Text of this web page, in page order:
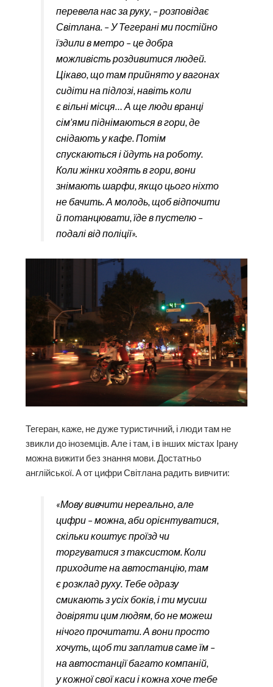
перевела нас за руку, – розповідає
Світлана. – У Тегерані ми постійно
їздили в метро – це добра
можливість роздивитися людей.
Цікаво, що там прийнято у вагонах
сидіти на підлозі, навіть коли
є вільні місця… А ще люди вранці
сім’ями піднімаються в гори, де
снідають у кафе. Потім
спускаються і йдуть на роботу.
Коли жінки ходять в гори, вони
знімають шарфи, якщо цього ніхто
не бачить. А молодь, щоб відпочити
й потанцювати, їде в пустелю –
подалі від поліції».
Тегеран, каже, не дуже туристичний, і люди там не
звикли до іноземців. Але і там, і в інших містах Ірану
можна вижити без знан­ня мови. Достатньо
англійської. А от цифри Світлана радить вивчити:
«Мову вивчити нереально, але
цифри – можна, аби орієнтуватися,
скільки коштує проїзд чи
торгуватися з таксистом. Коли
приходите на автостанцію, там
є розклад руху. Тебе одразу
смикають з усіх боків, і ти мусиш
довіряти цим людям, бо не можеш
нічого прочитати. А вони просто
хочуть, щоб ти заплатив саме їм –
на автостанції багато компаній,
у кожної свої каси і кожна хоче тебе